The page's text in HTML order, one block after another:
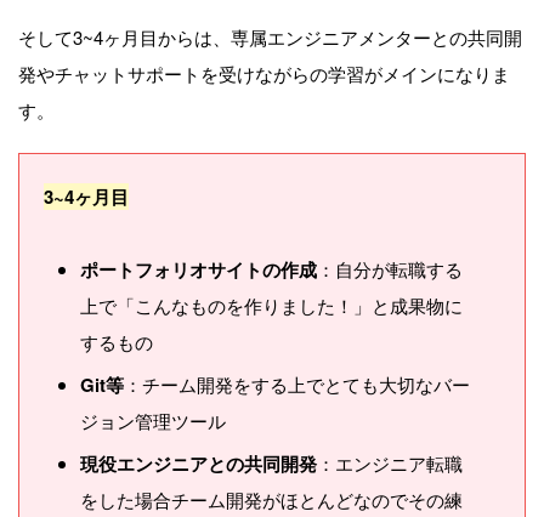
そして3~4ヶ月目からは、専属エンジニアメンターとの共同開
発やチャットサポートを受けながらの学習がメインになりま
す。
3~4ヶ月目
ポートフォリオサイトの作成 ：自分が転職する
上で「こんなものを作りました！」と成果物に
するもの
Git等 ：チーム開発をする上でとても大切なバー
ジョン管理ツール
現役エンジニアとの共同開発 ：エンジニア転職
をした場合チーム開発がほとんどなのでその練